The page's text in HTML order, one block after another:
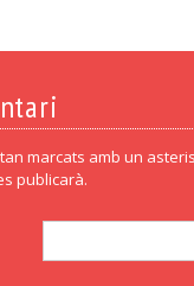
marcats amb un
publicarà.